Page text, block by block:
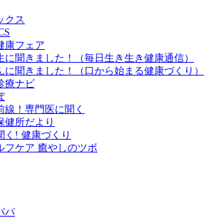
クス
康フェア
に聞きました！（毎日生き生き健康通信）
に聞きました！（口から始まる健康づくり）
療ナビ
線！専門医に聞く
健所だより
く! 健康づくり
フケア 癒やしのツボ
パ